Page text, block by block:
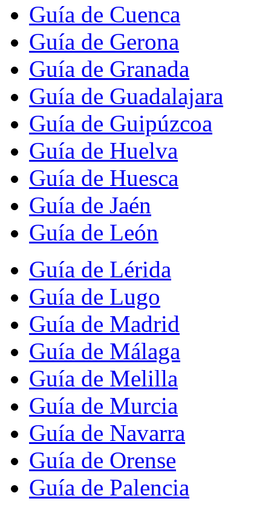
Guía de Cuenca
Guía de Gerona
Guía de Granada
Guía de Guadalajara
Guía de Guipúzcoa
Guía de Huelva
Guía de Huesca
Guía de Jaén
Guía de León
Guía de Lérida
Guía de Lugo
Guía de Madrid
Guía de Málaga
Guía de Melilla
Guía de Murcia
Guía de Navarra
Guía de Orense
Guía de Palencia